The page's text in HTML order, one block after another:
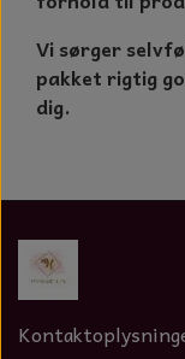
Vi sørger
pakket rigtig
dig.